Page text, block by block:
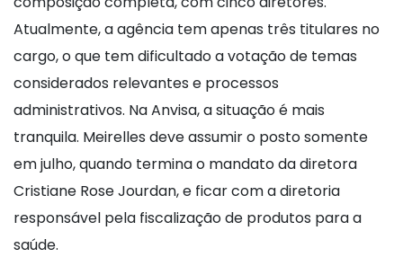
Atualmente, a agência tem apenas três titulares no
cargo, o que tem dificultado a votação de temas
considerados relevantes e processos
administrativos. Na Anvisa, a situação é mais
tranquila. Meirelles deve assumir o posto somente
em julho, quando termina o mandato da diretora
Cristiane Rose Jourdan, e ficar com a diretoria
responsável pela fiscalização de produtos para a
saúde.